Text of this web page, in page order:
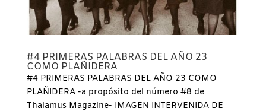
#4 PRIMERAS PALABRAS DEL AÑO 23
COMO PLAÑIDERA
#4 PRIMERAS PALABRAS DEL AÑO 23 COMO
PLAÑIDERA -a propósito del número #8 de
Thalamus Magazine- IMAGEN INTERVENIDA DE